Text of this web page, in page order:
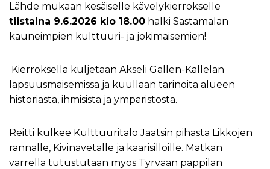
Lähde mukaan kesäiselle kävelykierrokselle
tiistaina 9.6.2026 klo 18.00 halki Sastamalan
kauneimpien kulttuuri- ja jokimaisemien!
Kierroksella kuljetaan Akseli Gallen-Kallelan
lapsuusmaisemissa ja kuullaan tarinoita alueen
historiasta, ihmisistä ja ympäristöstä.
Reitti kulkee Kulttuuritalo Jaatsin pihasta Likkojen
rannalle, Kivinavetalle ja kaarisilloille. Matkan
varrella tutustutaan myös Tyrvään pappilan